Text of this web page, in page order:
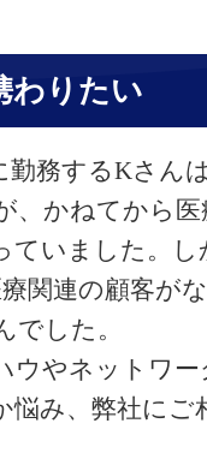
わりたい
勤務するKさん
、かねてから
ていました。し
関連の顧客が
でした。
ウやネットワ
悩み、弊社に